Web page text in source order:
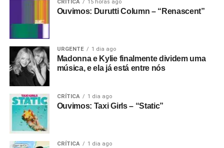
CRÍTICA 15 horas ago
Ouvimos: Durutti Column – “Renascent”
URGENTE 1 dia ago
Madonna e Kylie finalmente dividem uma
música, e ela já está entre nós
CRÍTICA 1 dia ago
Ouvimos: Taxi Girls – “Static”
CRÍTICA 1 dia ago